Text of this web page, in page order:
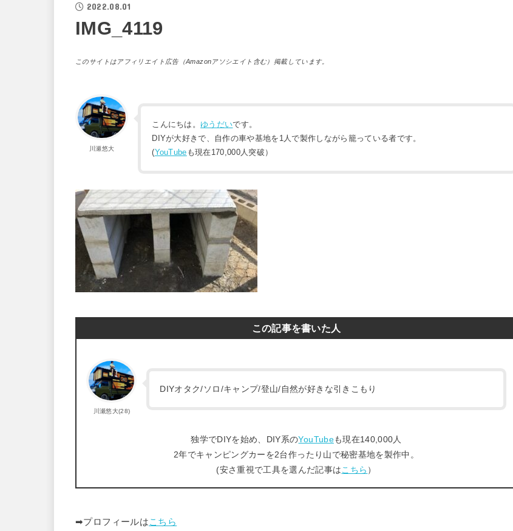
2022.08.01
IMG_4119
このサイトはアフィリエイト広告（Amazonアソシエイト含む）掲載しています。
川瀬悠大
こんにちは。ゆうだいです。
DIYが大好きで、自作の車や基地を1人で製作しながら籠っている者です。
(YouTube も現在170,000人突破）
この記事を書いた人
川瀬悠大(28)
DIYオタク/ソロ/キャンプ/登山/自然が好きな引きこもり
独学でDIYを始め、DIY系のYouTubeも現在140,000人
2年でキャンピングカーを2台作ったり山で秘密基地を製作中。
(安さ重視で工具を選んだ記事はこちら ）
➡︎プロフィールはこちら